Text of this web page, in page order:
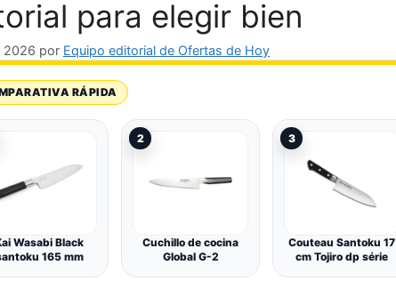
para elegir bien
2026 por Equipo editorial de Ofertas de Hoy
RÁPIDA
Wasabi Black
165 mm
2
Cuchillo de cocina
Global G-2
3
Couteau Santoku 17
cm Tojiro dp série